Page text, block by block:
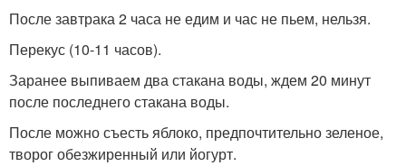
После завтрака 2 часа не едим и час не пьем, нельзя.
Перекус (10-11 часов).
Заранее выпиваем два стакана воды, ждем 20 минут
после последнего стакана воды.
После можно съесть яблоко, предпочтительно зеленое,
творог обезжиренный или йогурт.